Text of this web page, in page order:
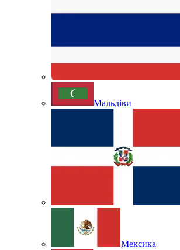
Мальдіви
Мексика